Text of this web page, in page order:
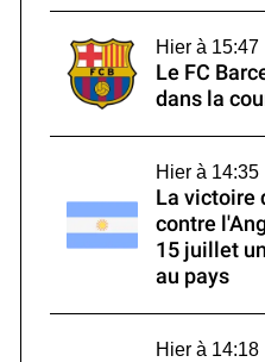
Hier à 15:47
Le FC
dans la
Hier à 14:35
La victoire
contre
15 juillet
au pays
Hier à 14:18